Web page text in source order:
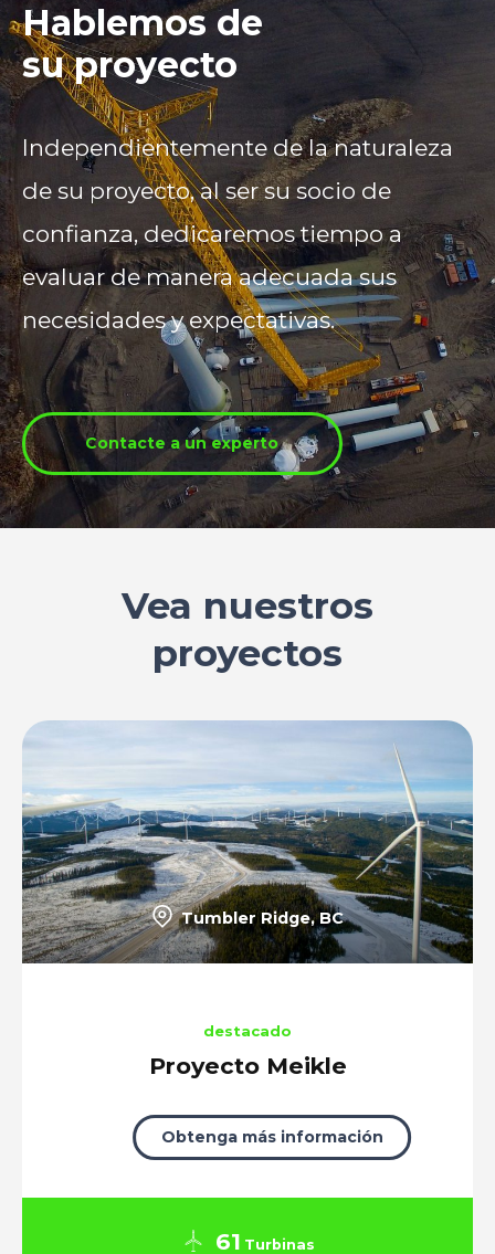
Hablemos de
su proyecto
Independientemente de la naturaleza
de su proyecto, al ser su socio de
confianza, dedicaremos tiempo a
evaluar de manera adecuada sus
necesidades y expectativas.
Contacte a un experto
Vea nuestros
proyectos
Tumbler Ridge, BC
destacado
Proyecto Meikle
Obtenga más información
61 Turbinas